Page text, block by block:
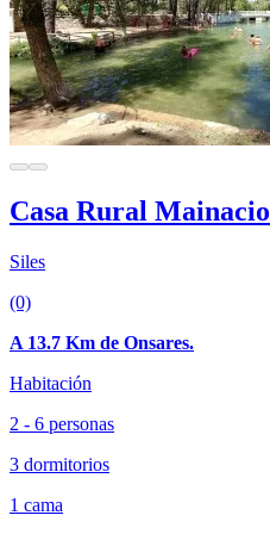
Casa Rural Mainacio
Siles
(0)
A 13.7 Km de Onsares.
Habitación
2 - 6 personas
3 dormitorios
1 cama